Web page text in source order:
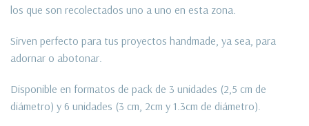
los que son recolectados uno a uno en esta zona.
Sirven perfecto para tus proyectos handmade, ya sea, para
adornar o abotonar.
Disponible en formatos de pack de 3 unidades (2,5 cm de
diámetro) y 6 unidades (3 cm, 2cm y 1.3cm de diámetro).